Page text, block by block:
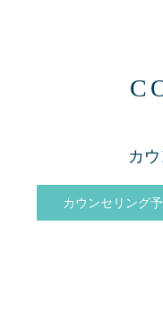
カ
カウンセリング